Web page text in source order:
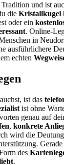
Tradition und ist
die Kristallkugel
oder ein
. Online-
in
ausführlichere
echten
ist das
ist ohne
genau auf
, konkrete
wird die Deutung
des
.